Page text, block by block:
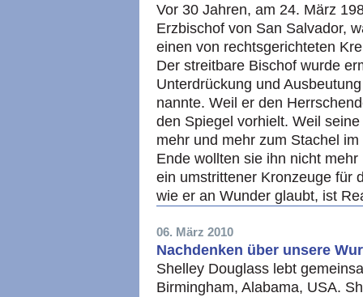
Vor 30 Jahren, am 24. März
Erzbischof von San Salvador,
einen von rechtsgerichteten
Der streitbare Bischof wurde
Unterdrückung und
nannte. Weil er den
den Spiegel vorhielt. Weil
mehr und mehr zum Stachel
Ende wollten sie ihn nicht
ein umstrittener Kronzeuge für
wie er an Wunder glaubt, ist
06. März 2010
Nachdenken über unsere
Shelley Douglass lebt
Birmingham, Alabama, USA.